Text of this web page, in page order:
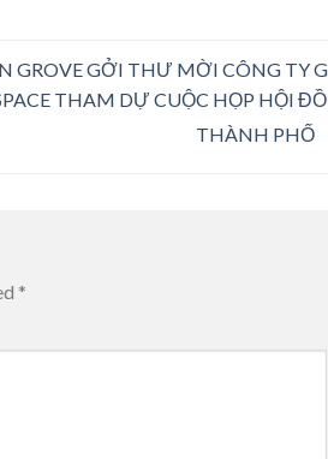
GROVE GỞI THƯ MỜI CÔNG TY
THAM DỰ CUỘC HỌP HỘI
THÀNH PHỐ
*